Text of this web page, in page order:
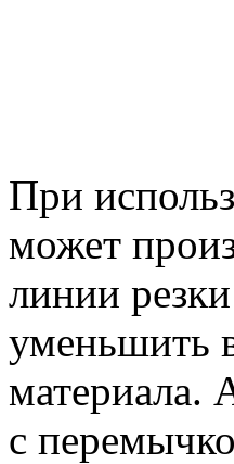
При
может
линии
уменьшить
материала.
с